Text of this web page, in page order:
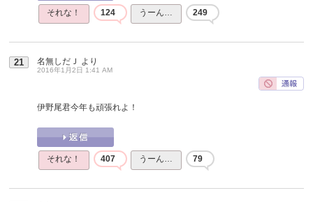
それな！ 124 うーん… 249
21 名無しだＪ より
2016年1月2日 1:41 AM
伊野尾君今年も頑張れよ！
それな！ 407 うーん… 79